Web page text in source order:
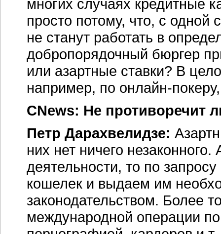
многих случаях кредитные
просто потому, что, с
не станут работать в
добропорядочный бюргер
или азартные ставки? В
например, по онлайн-
CNews: Не противоречит
Петр Дарахвелидзе:
них нет ничего
деятельности, то по
кошелек и выдаем им
законодательством. Более
международной операции